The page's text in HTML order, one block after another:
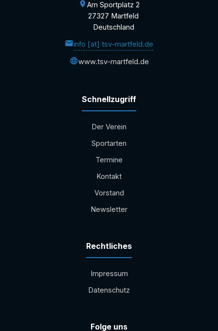
Am Sportplatz 2
27327 Martfeld
Deutschland
info [at] tsv-martfeld.de
www.tsv-martfeld.de
Schnellzugriff
Der Verein
Sportarten
Termine
Kontakt
Vorstand
Newsletter
Rechtliches
Impressum
Datenschutz
Folge uns